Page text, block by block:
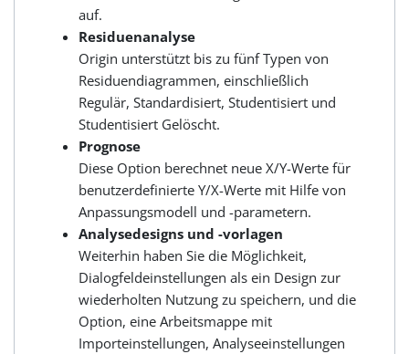
auf.
Residuenanalyse
Origin unterstützt bis zu fünf Typen von
Residuendiagrammen, einschließlich
Regulär, Standardisiert, Studentisiert und
Studentisiert Gelöscht.
Prognose
Diese Option berechnet neue X/Y-Werte für
benutzerdefinierte Y/X-Werte mit Hilfe von
Anpassungsmodell und -parametern.
Analysedesigns und -vorlagen
Weiterhin haben Sie die Möglichkeit,
Dialogfeldeinstellungen als ein Design zur
wiederholten Nutzung zu speichern, und die
Option, eine Arbeitsmappe mit
Importeinstellungen, Analyseeinstellungen